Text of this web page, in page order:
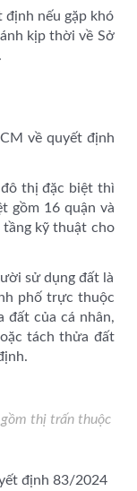
nếu gặp khó
kịp thời về Sở
về quyết định
đô thị đặc biệt thì
gồm 16 quận và
kỹ thuật cho
sử dụng đất là
phố trực thuộc
đất của cá nhân,
tách thửa đất
thị trấn thuộc
định 83/2024